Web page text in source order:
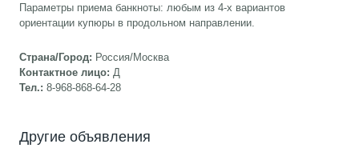
Параметры приема банкноты: любым из 4-х вариантов
ориентации купюры в продольном направлении.
Страна/Город: Россия/Москва
Контактное лицо:Д
Тел.:8-968-868-64-28
Другие объявления